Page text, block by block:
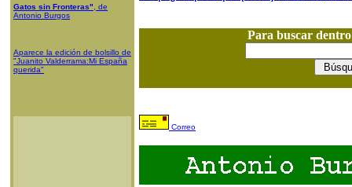
Gatos sin Fronteras" , de
Antonio Burgos
Aparece la edición de bolsillo de
"Juanito Valderrama:Mi España
querida"
Para buscar
Correo